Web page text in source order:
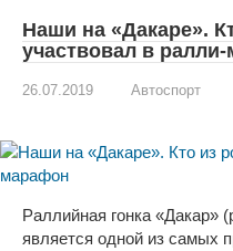
Наши на «Дакаре».
участвовал в
26.07.2019 Автоспорт
Раллийная гонка «Дакар»
является одной из самых